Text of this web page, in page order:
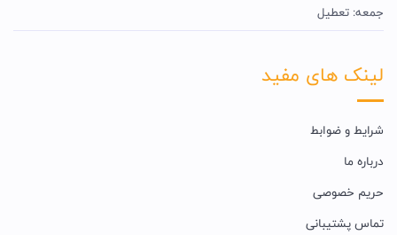
جمعه: تعطیل
لینک های مفید
شرایط و ضوابط
درباره ما
حریم خصوصی
تماس پشتیبانی